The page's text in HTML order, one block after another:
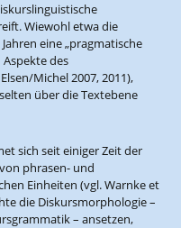
Wiewohl etwa die
eine „pragmatische
des
Michel 2007, 2011),
über die Textebene
sich seit einiger Zeit der
phrasen- und
Einheiten (vgl. Warnke et
die Diskursmorphologie –
– ansetzen,